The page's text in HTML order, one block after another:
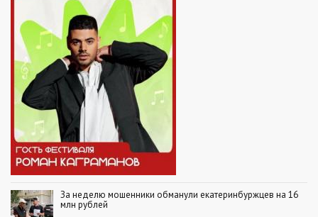
За неделю мошенники обманули екатеринбуржцев на 16
млн рублей